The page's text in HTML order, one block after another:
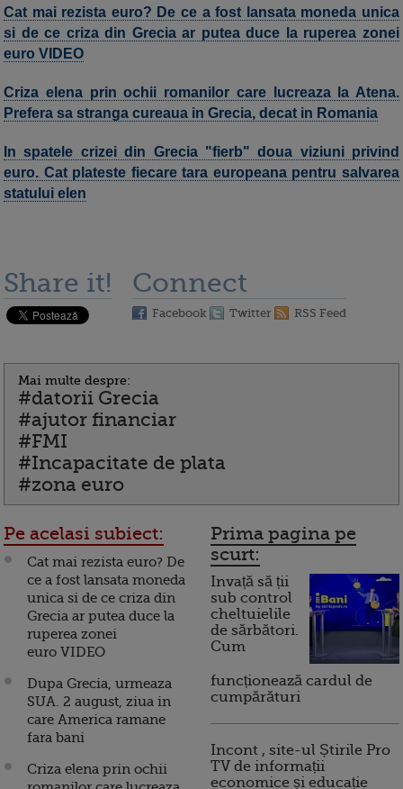
Cat mai rezista euro? De ce a fost lansata moneda unica
si de ce criza din Grecia ar putea duce la ruperea zonei
euro VIDEO
Criza elena prin ochii romanilor care lucreaza la Atena.
Prefera sa stranga cureaua in Grecia, decat in Romania
In spatele crizei din Grecia "fierb" doua viziuni privind
euro. Cat plateste fiecare tara europeana pentru salvarea
statului elen
Share it! Connect
Facebook Twitter RSS Feed
Mai multe despre:
#datorii Grecia
#ajutor financiar
#FMI
#Incapacitate de plata
#zona euro
Pe acelasi subiect:
Cat mai rezista euro? De
ce a fost lansata moneda
unica si de ce criza din
Grecia ar putea duce la
ruperea zonei
euro VIDEO
Dupa Grecia, urmeaza
SUA. 2 august, ziua in
care America ramane
fara bani
Criza elena prin ochii
Prima pagina pe
scurt:
Invață să ții
sub control
cheltuielile
de sărbători.
Cum
funcționează cardul de
cumpărături
Incont , site-ul Știrile Pro
TV de informații
economice și educație